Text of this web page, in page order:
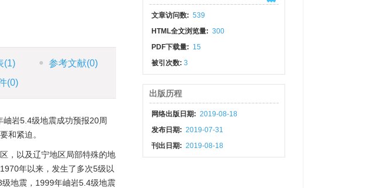
(1) 参考文献(0)
(0)
岩5.4级地震成功预报20周
和紧迫。
，以及辽宁地区局部特殊的地
年以来，发生了多次5级以
地震，1999年岫岩5.4级地震
文章访问数: 539
HTML全文浏览量: 300
PDF下载量: 15
被引次数:3
出版历程
网络出版日期: 2019-08-18
发布日期: 2019-07-31
刊出日期: 2019-08-18